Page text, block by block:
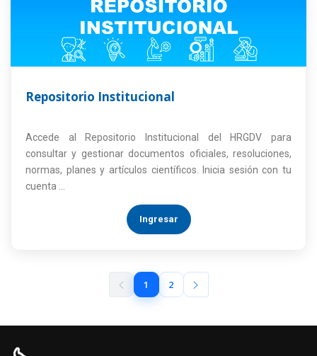
Repositorio Institucional
Accede al Repositorio Institucional del HRGDV para
consultar y gestionar documentos oficiales, resoluciones,
normas, planes y artículos científicos. Inicia sesión con tu
cuenta ...
Ingresar
1 2